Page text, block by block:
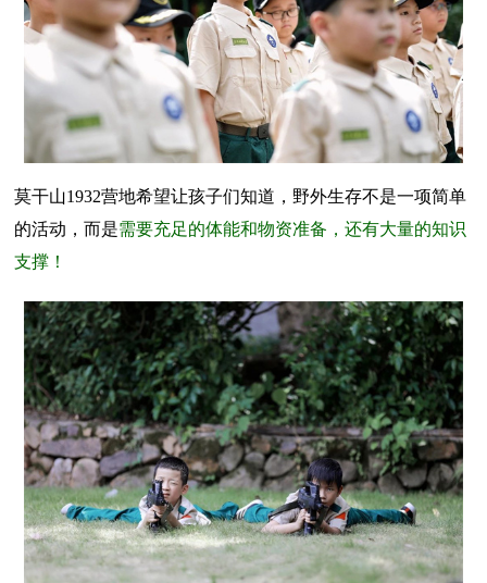
莫干山1932营地希望让孩子们知道，野外生存不是一项简单
的活动，而是需要充足的体能和物资准备，还有大量的知识
支撑！